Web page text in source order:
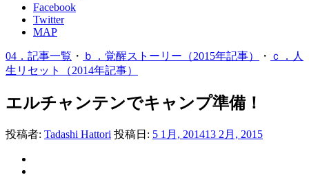
Facebook
Twitter
MAP
04．記事一覧 ・ ｂ．覚醒ストーリー（2015年記事） ・ ｃ．人
生リセット（2014年記事）
エルチャンテンでキャンプ準備！
投稿者: Tadashi Hattori 投稿日: 5 1月, 201413 2月, 2015